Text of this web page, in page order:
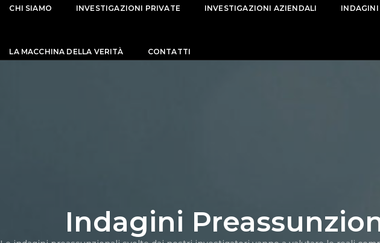
CHI SIAMO INVESTIGAZIONI PRIVATE INVESTIGAZIONI AZIENDALI INDAGINI
LA MACCHINA DELLA VERITÀ CONTATTI
Indagini